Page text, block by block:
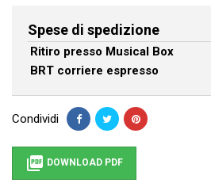
Spese di spedizione
Ritiro presso Musical Box
BRT corriere espresso
Condividi
 DOWNLOAD PDF